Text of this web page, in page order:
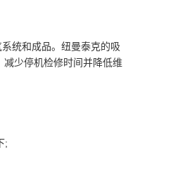
统和成品。纽曼泰克的吸
少停机检修时间并降低维
;